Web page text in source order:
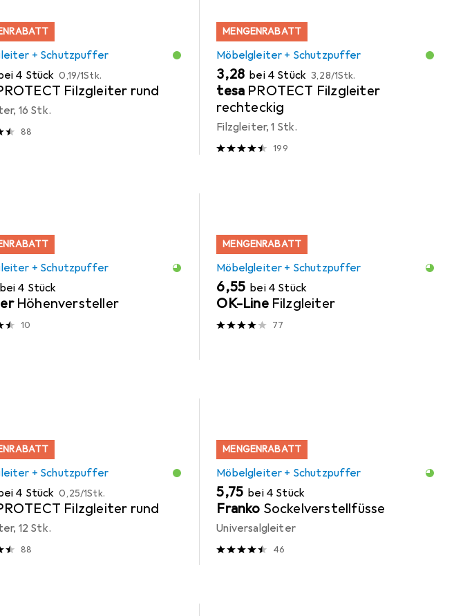
+ Schutzpuffer
4 Stück EUR
0,19/1Stk.
Filzgleiter rund
16 Stk.
88
MENGENRABATT
Möbelgleiter + Schutzpuffer
EUR
3,28 bei 4 Stück EUR
3,28/1Stk.
tesa PROTECT Filzgleiter
rechteckig
Filzgleiter, 1 Stk.
199
+ Schutzpuffer
bei 4 Stück
Höhenversteller
10
MENGENRABATT
Möbelgleiter + Schutzpuffer
EUR
6,55 bei 4 Stück
OK-Line Filzgleiter
77
+ Schutzpuffer
4 Stück EUR
0,25/1Stk.
Filzgleiter rund
12 Stk.
88
MENGENRABATT
Möbelgleiter + Schutzpuffer
EUR
5,75 bei 4 Stück
Franko Sockelverstellfüsse
Universalgleiter
46